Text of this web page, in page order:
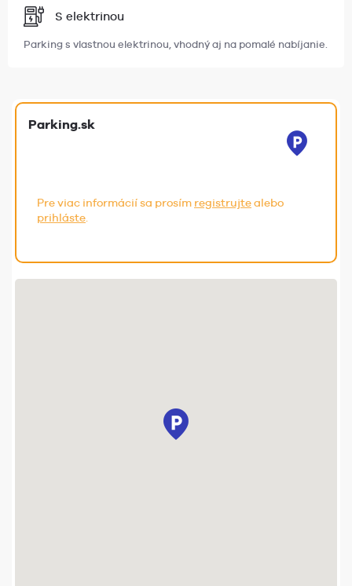
S elektrinou
Parking s vlastnou elektrinou, vhodný aj na pomalé nabíjanie.
Parking.sk
Pre viac informácií sa prosím registrujtealebo
prihláste